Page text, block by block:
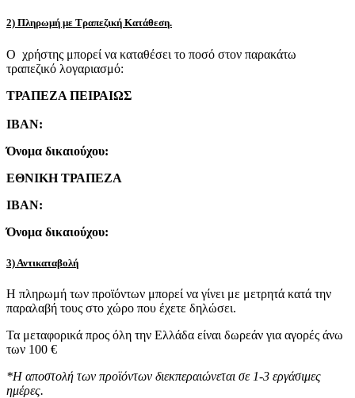
2) Πληρωμή με Τραπεζική Κατάθεση.
Ο χρήστης μπορεί να καταθέσει το ποσό στον παρακάτω
τραπεζικό λογαριασμό:
ΤΡΑΠΕΖΑ ΠΕΙΡΑΙΩΣ
IBAN:
Όνομα δικαιούχου:
ΕΘΝΙΚΗ ΤΡΑΠΕΖΑ
IBAN:
Όνομα δικαιούχου:
3) Αντικαταβολή
Η πληρωμή των προϊόντων μπορεί να γίνει με μετρητά κατά την
παραλαβή τους στο χώρο που έχετε δηλώσει.
Τα μεταφορικά προς όλη την Ελλάδα είναι δωρεάν για αγορές άνω
των 100 €
*Η αποστολή των προϊόντων διεκπεραιώνεται σε 1-3 εργάσιμες
ημέρες.